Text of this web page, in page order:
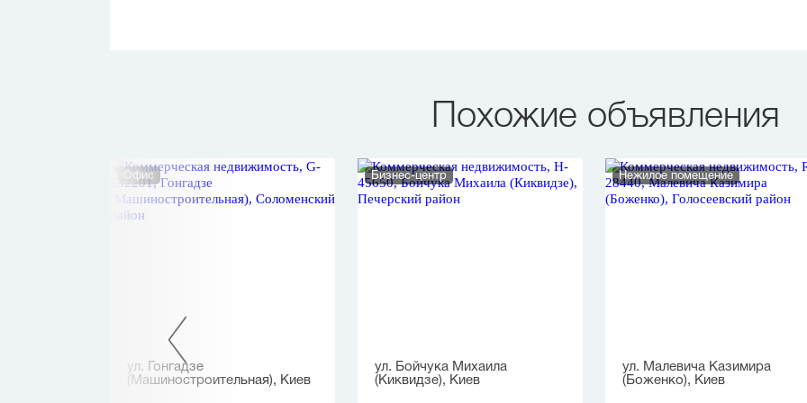
Похожие объявления
Офис
ул. Гонгадзе
(Машиностроительная), Киев
Бизнес-центр
ул. Бойчука Михаила
(Киквидзе), Киев
Нежилое помещение
ул. Малевича Казимира
(Боженко), Киев